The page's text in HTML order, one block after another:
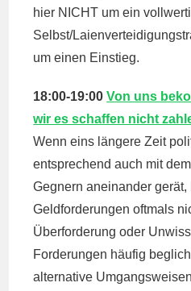
hier NICHT um ein
Selbst/
um einen Einstieg.
18:00-19:00Von uns
wir es schaffen nicht
Wenn eins längere Zeit
entsprechend auch mit
Gegnern aneinander gerät,
Geldforderungen oftmals
Überforderung oder
Forderungen häufig
alternative